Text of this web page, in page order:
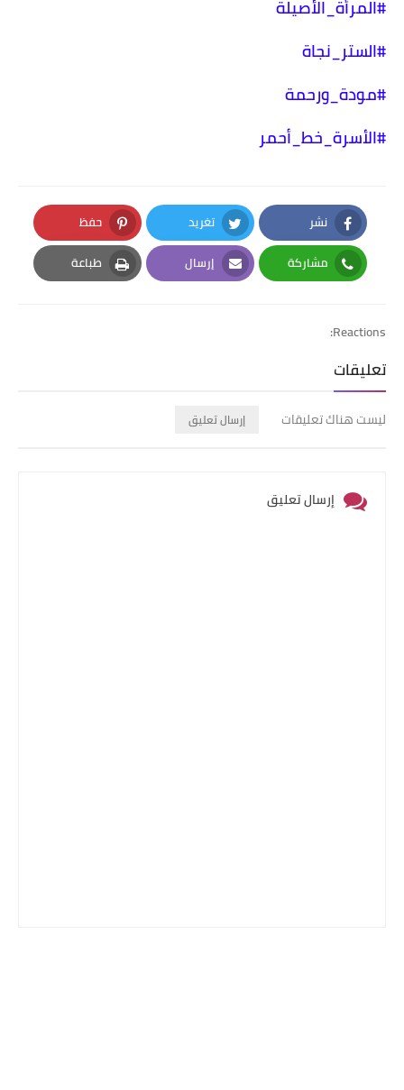
#المرأة_الأصيلة
#الستر_نجاة
#مودة_ورحمة
#الأسرة_خط_أحمر
نشر
Facebook
تغريد
Twitter
حفظ
Pinterest
مشاركة
Whatsapp
إرسال
Email
طباعة
Print
Reactions:
تعليقات
ليست هناك تعليقات إرسال تعليق
إرسال تعليق